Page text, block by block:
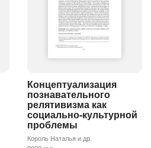
Концептуализация
познавательного
релятивизма как
социально-культурной
проблемы
Король Наталья и др.